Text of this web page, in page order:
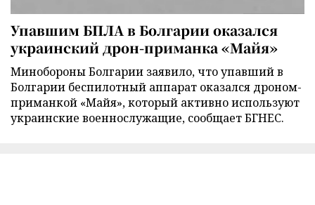
Упавшим БПЛА в Болгарии оказался
украинский дрон-приманка «Майя»
Минобороны Болгарии заявило, что упавший в
Болгарии беспилотный аппарат оказался дроном-
приманкой «Майя», который активно используют
украинские военнослужащие, сообщает БГНЕС.